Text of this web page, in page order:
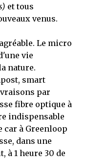
et tous
venus.
Le micro
vie
nature.
smart
par
fibre optique à
indispensable
car à Greenloop
dans une
à 1 heure 30 de